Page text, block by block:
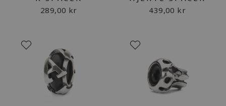
289,00 kr
439,00 kr